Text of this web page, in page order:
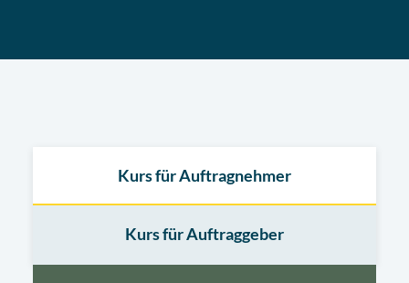
Kurs für Auftragnehmer
Kurs für Auftraggeber